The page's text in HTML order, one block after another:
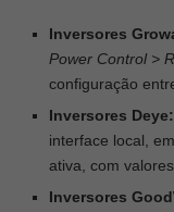
Inversores
Power Control >
configuração
Inversores Deye:
interface local,
ativa, com
Inversores